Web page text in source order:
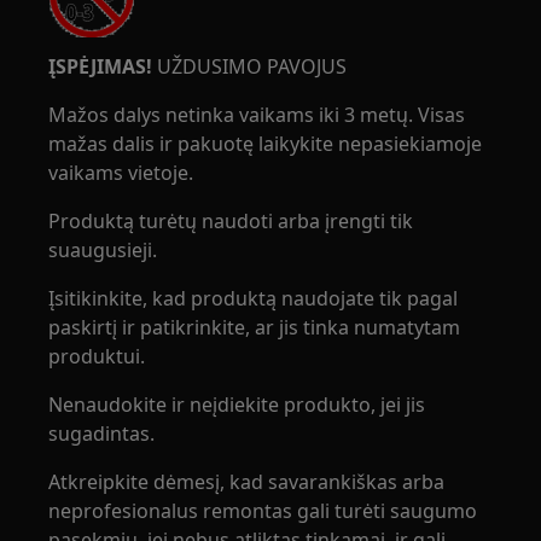
ĮSPĖJIMAS! UŽDUSIMO PAVOJUS
Mažos dalys netinka vaikams iki 3 metų. Visas
mažas dalis ir pakuotę laikykite nepasiekiamoje
vaikams vietoje.
Produktą turėtų naudoti arba įrengti tik
suaugusieji.
Įsitikinkite, kad produktą naudojate tik pagal
paskirtį ir patikrinkite, ar jis tinka numatytam
produktui.
Nenaudokite ir neįdiekite produkto, jei jis
sugadintas.
Atkreipkite dėmesį, kad savarankiškas arba
neprofesionalus remontas gali turėti saugumo